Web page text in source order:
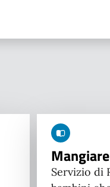
Servizio di